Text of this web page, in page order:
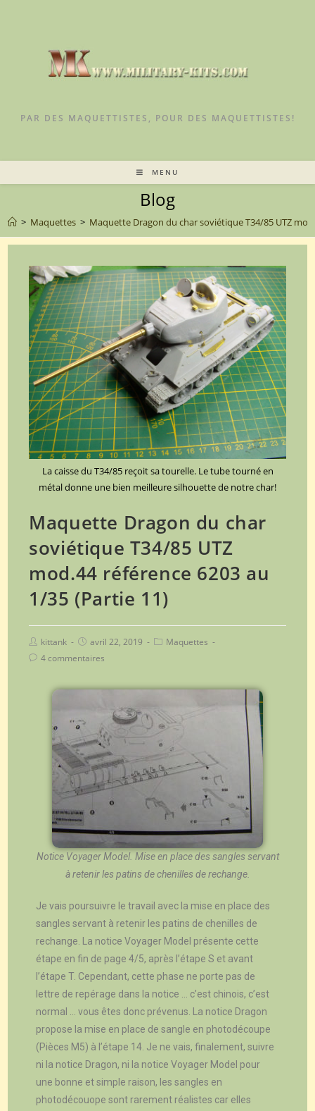
PAR DES MAQUETTISTES, POUR DES MAQUETTISTES!
MENU
Blog
> Maquettes > Maquette Dragon du char soviétique T34/85 UTZ
La caisse du T34/85 reçoit sa tourelle. Le tube tourné en
métal donne une bien meilleure silhouette de notre char!
Maquette Dragon du char
soviétique T34/85 UTZ
mod.44 référence 6203 au
1/35 (Partie 11)
kittank avril 22, 2019
Maquettes
4 commentaires
Notice Voyager Model. Mise en place des sangles servant
à retenir les patins de chenilles de rechange.
Je vais poursuivre le travail avec la mise en place des
sangles servant à retenir les patins de chenilles de
rechange. La notice Voyager Model présente cette
étape en fin de page 4/5, après l’étape S et avant
l’étape T. Cependant, cette phase ne porte pas de
lettre de repérage dans la notice … c’est chinois, c’est
normal … vous êtes donc prévenus. La notice Dragon
propose la mise en place de sangle en photodécoupe
(Pièces M5) à l’étape 14. Je ne vais, finalement, suivre
ni la notice Dragon, ni la notice Voyager Model pour
une bonne et simple raison, les sangles en
photodécouope sont rarement réalistes car elles